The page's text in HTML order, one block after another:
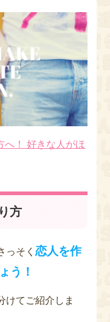
へ！ 好きな人がほ
方
っそく恋人を作
う！
けてご紹介しま